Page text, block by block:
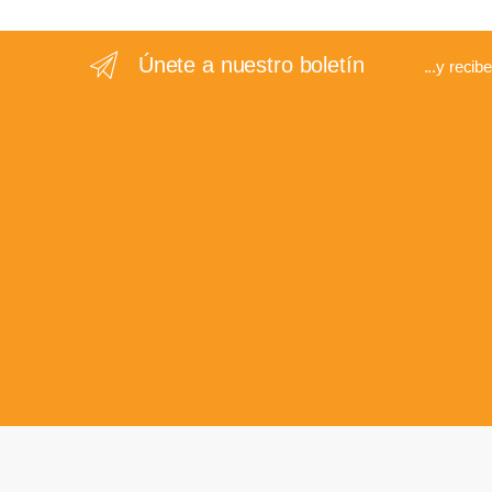
Únete a nuestro boletín ...y recibe